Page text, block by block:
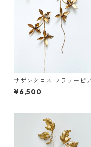
サザンクロス フラワーピ
¥6,500